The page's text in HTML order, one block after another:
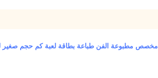
مخصص مطبوعة الفن طباعة بطاقة لعبة كم حجم صغير